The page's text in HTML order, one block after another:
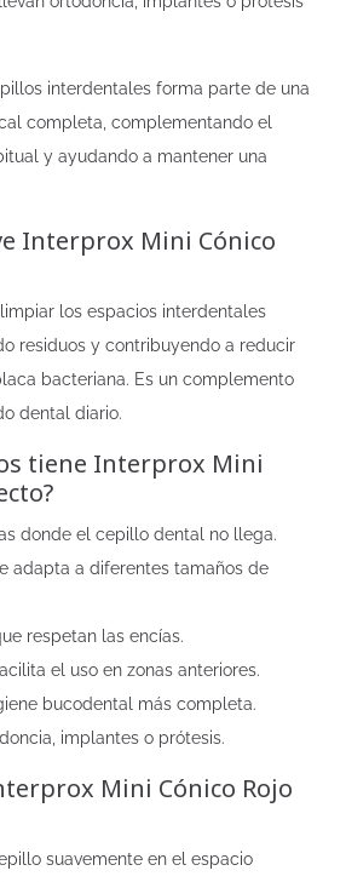
interdentales forma parte de una
completa, complementando el
y ayudando a mantener una
Interprox Mini Cónico
los espacios interdentales
residuos y contribuyendo a reducir
bacteriana. Es un complemento
dental diario.
tiene Interprox Mini
donde el cepillo dental no llega.
adapta a diferentes tamaños de
respetan las encías.
el uso en zonas anteriores.
bucodental más completa.
implantes o prótesis.
Mini Cónico Rojo
suavemente en el espacio